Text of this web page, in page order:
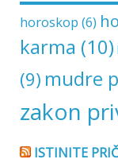
horoskop (6)
karma (10)
(9) mudre
zakon
ISTINITE